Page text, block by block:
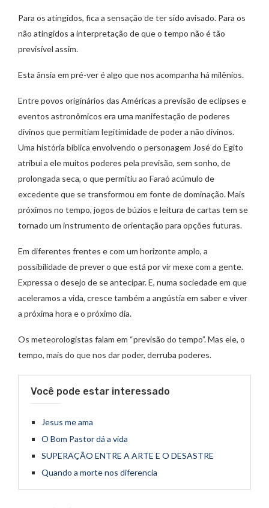
Para os atingidos, fica a sensação de ter sido avisado. Para os
não atingidos a interpretação de que o tempo não é tão
previsível assim.
Esta ânsia em pré-ver é algo que nos acompanha há milênios.
Entre povos originários das Américas a previsão de eclipses e
eventos astronômicos era uma manifestação de poderes
divinos que permitiam legitimidade de poder a não divinos.
Uma história bíblica envolvendo o personagem José do Egito
atribui a ele muitos poderes pela previsão, sem sonho, de
prolongada seca, o que permitiu ao Faraó acúmulo de
excedente que se transformou em fonte de dominação. Mais
próximos no tempo, jogos de búzios e leitura de cartas tem se
tornado um instrumento de orientação para opções futuras.
Em diferentes frentes e com um horizonte amplo, a
possibilidade de prever o que está por vir mexe com a gente.
Expressa o desejo de se antecipar. E, numa sociedade em que
aceleramos a vida, cresce também a angústia em saber e viver
a próxima hora e o próximo dia.
Os meteorologistas falam em “previsão do tempo”. Mas ele, o
tempo, mais do que nos dar poder, derruba poderes.
Você pode estar interessado
Jesus me ama
O Bom Pastor dá a vida
SUPERAÇÃO ENTRE A ARTE E O DESASTRE
Quando a morte nos diferencia